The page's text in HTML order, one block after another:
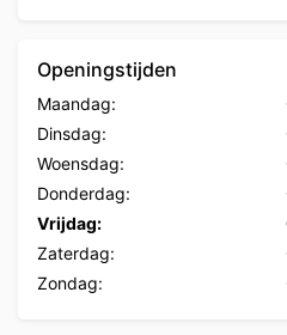
Openingstijden
Maandag:
Dinsdag:
Woensdag:
Donderdag:
Vrijdag:
Zaterdag:
Zondag: